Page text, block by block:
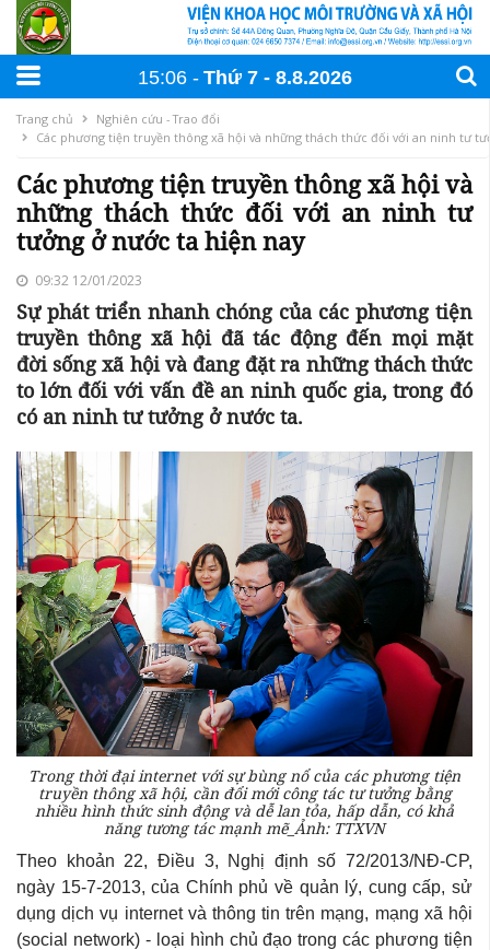
15:06 Thứ 7 8.8.2026
Trang chủ
Nghiên cứu - Trao đổi
Các phương tiện truyền thông xã hội và những thách thức đối với an ninh tư
Các phương tiện truyền thông xã hội và
những thách thức đối với an ninh tư
tưởng ở nước ta hiện nay
09:32 12/01/2023
Sự phát triển nhanh chóng của các phương tiện
truyền thông xã hội đã tác động đến mọi mặt
đời sống xã hội và đang đặt ra những thách thức
to lớn đối với vấn đề an ninh quốc gia, trong đó
có an ninh tư tưởng ở nước ta.
Trong thời đại internet với sự bùng nổ của các phương tiện
truyền thông xã hội, cần đổi mới công tác tư tưởng bằng
nhiều hình thức sinh động và dễ lan tỏa, hấp dẫn, có khả
năng tương tác mạnh mẽ_Ảnh: TTXVN
Theo khoản 22, Điều 3, Nghị định số 72/2013/NĐ-CP,
ngày 15-7-2013, của Chính phủ về quản lý, cung cấp, sử
dụng dịch vụ internet và thông tin trên mạng, mạng xã hội
(social network) - loại hình chủ đạo trong các phương tiện